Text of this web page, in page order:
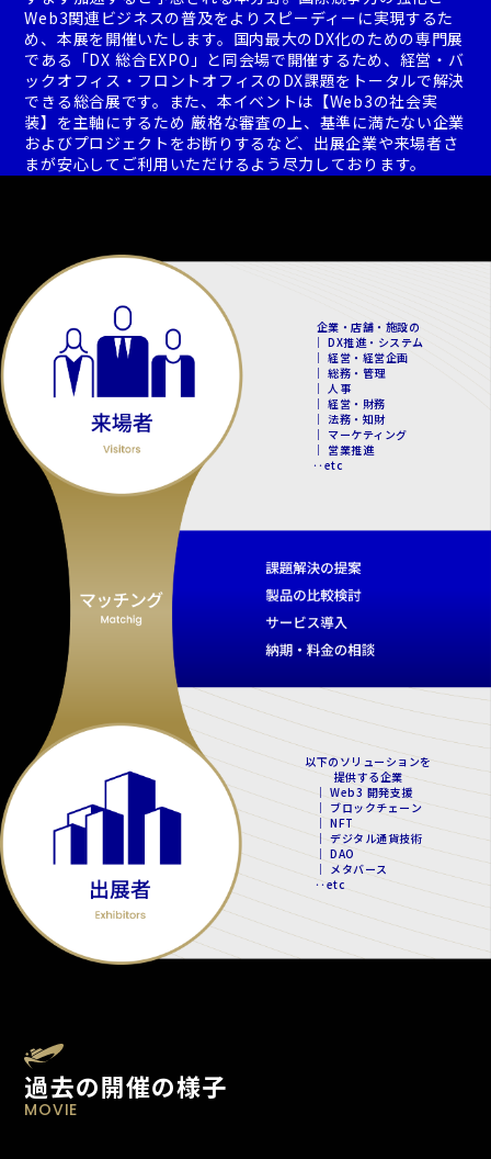
Web3関連ビジネスの普及をよりスピーディーに実現するた
め、本展を開催いたします。国内最大のDX化のための専門展
である「DX 総合EXPO」と同会場で開催するため、経営・バ
ックオフィス・フロントオフィスのDX課題をトータルで解決
できる総合展です。また、本イベントは【Web3の社会実
装】を主軸にするため 厳格な審査の上、基準に満たない企業
およびプロジェクトをお断りするなど、出展企業や来場者さ
まが安心してご利用いただけるよう尽力しております。
企業・店舗・施設の
｜ DX推進・システム
｜ 経営・経営企画
｜ 総務・管理
｜ 人事
｜ 経営・財務
｜ 法務・知財
｜ マーケティング
｜ 営業推進
‥etc
以下のソリューションを
提供する企業
｜ Web3 開発支援
｜ ブロックチェーン
｜ NFT
｜ デジタル通貨技術
｜ DAO
｜ メタバース
‥etc
過去の開催の様子
MOVIE